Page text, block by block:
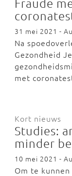
Fraude
31 mei 2021 -
Na
Gezondheid
met
Kort nieuws
Studies:
minder
10 mei 2021 -
Om te